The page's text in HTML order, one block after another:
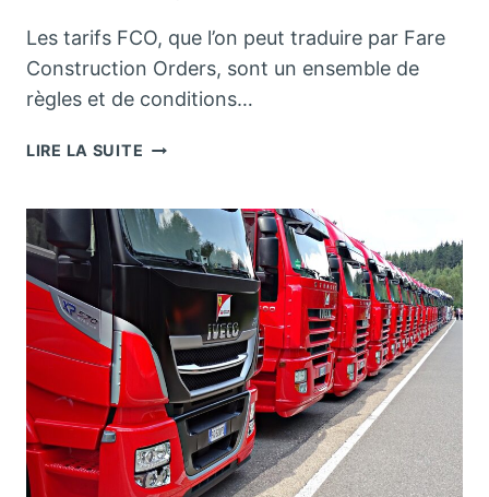
Les tarifs FCO, que l’on peut traduire par Fare
Construction Orders, sont un ensemble de
règles et de conditions…
LIRE LA SUITE LE
PRIX
FCO
:
NÉCESSITÉ